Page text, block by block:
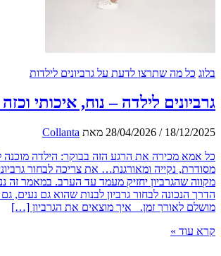
מה שתרצו לדעת על גרביונים לילדות
לילדה – נוח, איכותי וכזה
18/
/
28/04/2026מאתCollanta
מכירה את הרגע הזה בבוקר: הילדה מוכנה לגן או
נקייה ומאורגנת… את צריכה לבחור גרביונים
שהגרביון יחזיק מעמד עד הערב. במאמר זה ננסה
לבחור גרביון לבנות שהוא גם נעים, גם יפה
לאורך זמן. איך מוצאים את הגרביון […]
»